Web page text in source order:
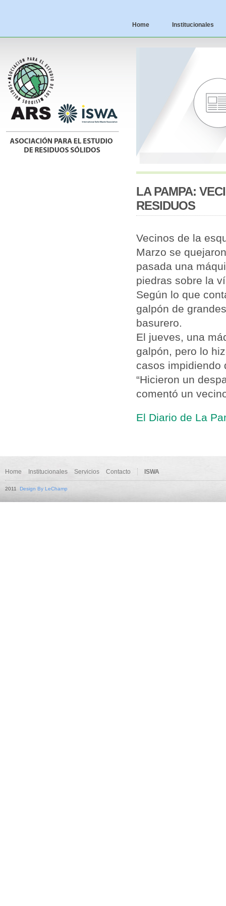
Home Institucionales
LA PAMPA:
RESIDUOS
Vecinos de la
Marzo se
pasada una
piedras sobre la
Según lo que
galpón de
basurero.
El jueves, una
galpón, pero lo
casos impidiendo
“Hicieron un
comentó un
El Diario de La
Home Institucionales Servicios Contacto ISWA
2011 Design By LeChamp